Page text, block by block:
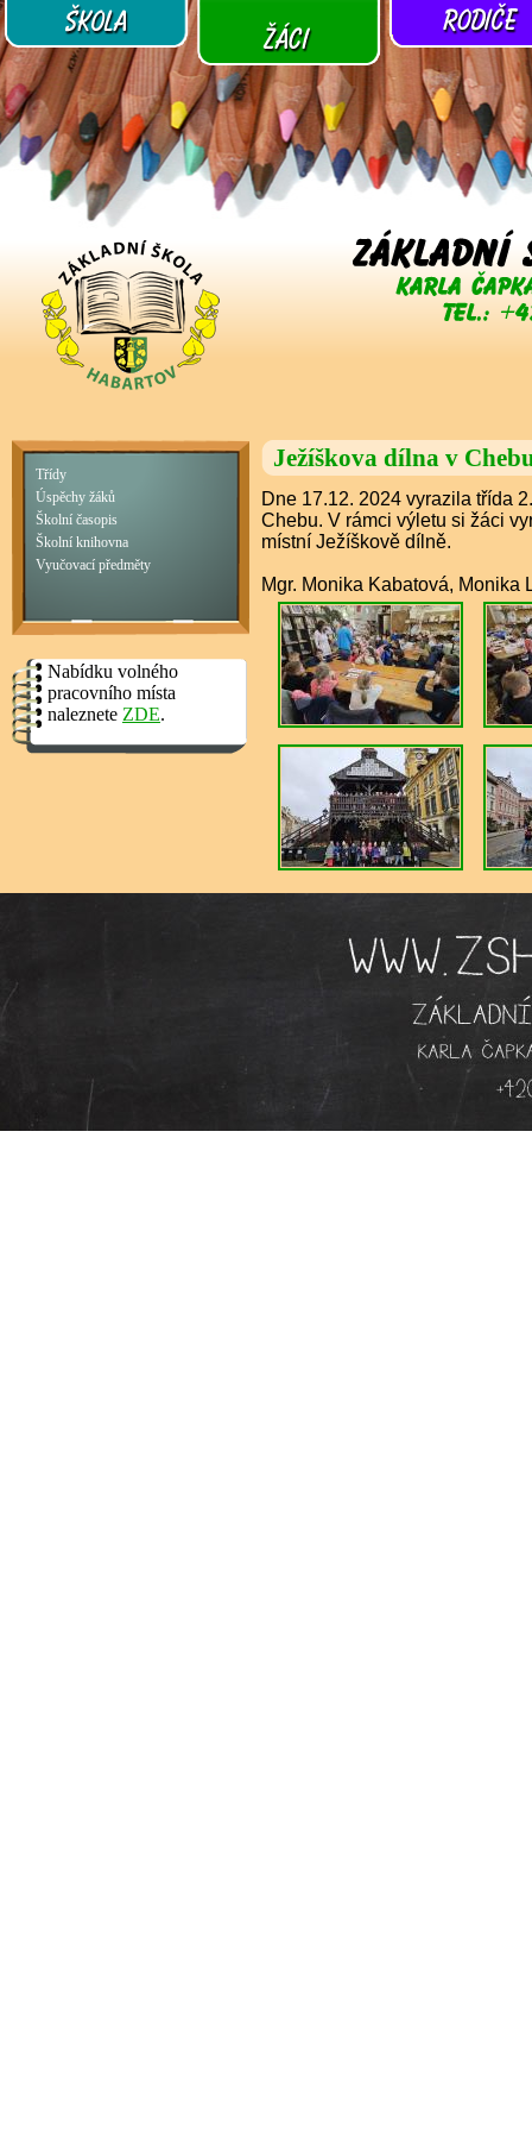
Třídy
Úspěchy žáků
Školní časopis
Školní knihovna
Vyučovací předměty
Nabídku volného
pracovního místa
naleznete ZDE.
Ježíškova dílna v
Dne 17.12. 2024 vyrazila třída
Chebu. V rámci výletu si žáci
místní Ježíškově dílně.
Mgr. Monika Kabatová, Monika